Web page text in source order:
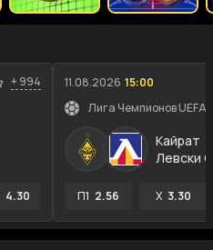
+994
4.30
11.08.2026 15:00
Кайрат
Левски
П1 2.56 X 3.30